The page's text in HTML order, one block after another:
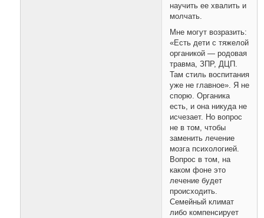
научить ее хвалить и
молчать.
Мне могут возразить:
«Есть дети с тяжелой
органикой — родовая
травма, ЗПР, ДЦП.
Там стиль воспитания
уже не главное». Я не
спорю. Органика
есть, и она никуда не
исчезает. Но вопрос
не в том, чтобы
заменить лечение
мозга психологией.
Вопрос в том, на
каком фоне это
лечение будет
происходить.
Семейный климат
либо компенсирует